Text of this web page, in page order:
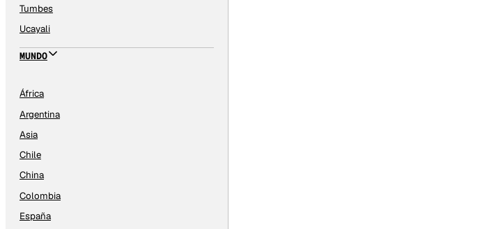
Tumbes
Ucayali
MUNDO
África
Argentina
Asia
Chile
China
Colombia
España